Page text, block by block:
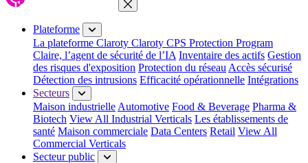
Fermer le menu
Plateforme
La plateforme Claroty Claroty CPS Protection Program
Claire, l’agent de sécurité de l’IA Inventaire des actifs Gestion
des risques d'exposition Protection du réseau Accès sécurisé
Détection des intrusions Efficacité opérationnelle Intégrations
Secteurs
Maison industrielle Automotive Food & Beverage Pharma &
Biotech View All Industrial Verticals Les établissements de
santé Maison commerciale Data Centers Retail View All
Commercial Verticals
Secteur public